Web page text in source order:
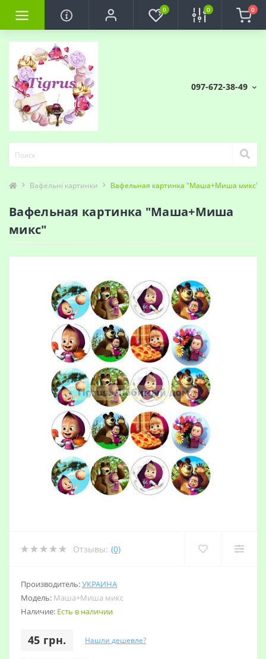
0 0 0
097-672-38-49
Вафельні картинки Вафельная картинка "Маша+Миша микс"
Вафельная картинка "Маша+Миша
микс"
Отзывы: (0)
Производитель:УКРАИНА
Модель: Маша+Миша микс
Наличие: Есть в наличии
45 грн. Нашли дешевле?